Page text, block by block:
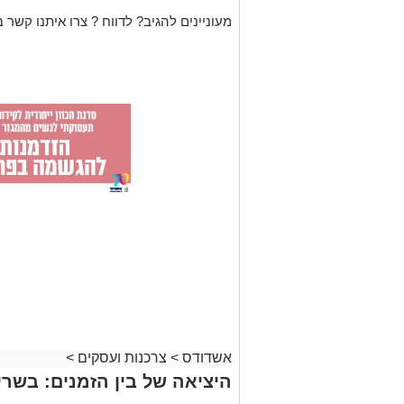
מעוניינים להגיב? לדווח ? צרו איתנו קשר
אשדודס > צרכנות ועסקים >
היציאה של בין הזמנים: